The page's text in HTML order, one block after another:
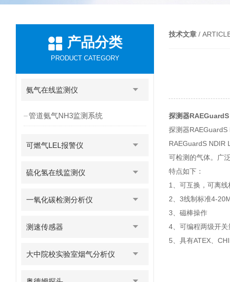
产品分类
PRODUCT CATEGORY
氨气在线监测仪
管道氨气NH3监测系统
可燃气LEL报警仪
硫化氢在线监测仪
一氧化碳检测分析仪
测速传感器
大中院校实验室烟气分析仪
技术文章 /
探测器RAEGuardS
探测器
RAEGuardS NDIR
可检测的气体。广
特点如下：
1、可互换，可离
2、3线制标准4-
3、磁棒操作
4、可编程两级开
5、具有ATEX、